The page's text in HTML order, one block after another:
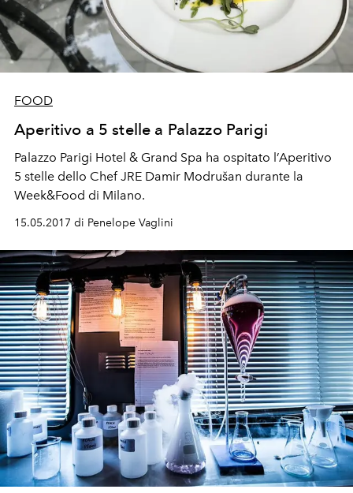
FOOD
Aperitivo a 5 stelle a Palazzo Parigi
Palazzo Parigi Hotel & Grand Spa ha ospitato l’Aperitivo
5 stelle dello Chef JRE Damir Modrušan durante la
Week&Food di Milano.
15.05.2017 di Penelope Vaglini